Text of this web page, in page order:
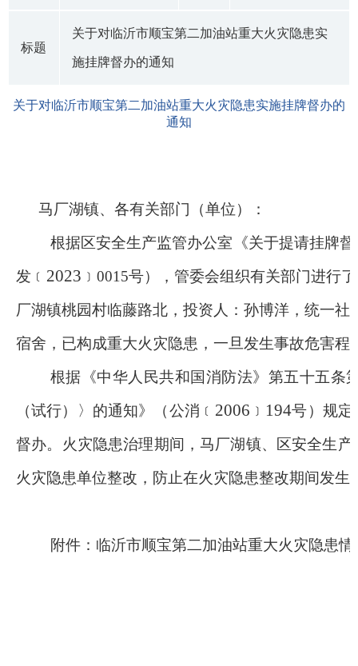
标题
关于对临沂市顺宝第二加油站重大火灾隐患实
施挂牌督办的通知
关于对临沂市顺宝第二加油站重大火灾隐患实施挂牌督办的
通知
马厂湖镇、 各有关部门（单位）
：
根据区安全生产监管办公室 《关于提请挂牌
发 ﹝ 2023 ﹞ 0015号） ， 管委会组织有关部门进行
厂湖镇桃园村临藤路北， 投资人 ： 孙博洋 ，统一社
宿舍， 已构成重大火灾隐患，一旦发生事故危害程
根据《中华人民共和国消防法》第五十五条
（试行）〉的通知》（公消 ﹝ 2006 ﹞ 194号） 规定
督办。火灾隐患治理期间， 马厂湖镇、
区安全生
火灾隐患单位整改，防止在火灾隐患整改期间发生
附件： 临沂市顺宝第二加油站重大火灾隐患情